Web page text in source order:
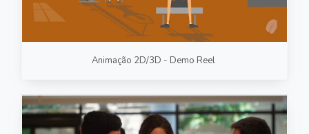
Animação 2D/3D - Demo Reel